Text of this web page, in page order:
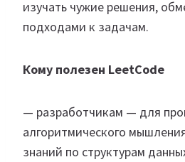
изучать чужие решения,
подходами к задачам.
Кому полезен LeetCode
— разработчикам — для
алгоритмического
знаний по структурам